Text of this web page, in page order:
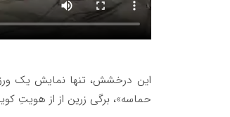
این درخشش، تنها نمایش یک
حماسه»، برگی زرین از از هویتِ